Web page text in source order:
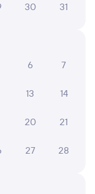
температуру
работал
туалете .
30 31
6 7
13 14
20 21
27 28